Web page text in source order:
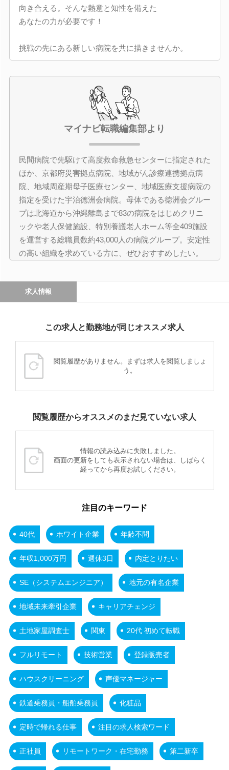
向き合える。そんな熱意と知性を備えた
あなたの力が必要です！
挑戦の先にある新しい病院を共に描きませんか。
マイナビ転職編集部より
民間病院で先駆けて高度救命救急センターに指定された
ほか、京都府災害拠点病院、地域がん診療連携拠点病
院、地域周産期母子医療センター、地域医療支援病院の
指定を受けた宇治徳洲会病院。母体である徳洲会グルー
プは北海道から沖縄離島まで83の病院をはじめクリニ
ックや老人保健施設、特別養護老人ホーム等全409施設
を運営する総職員数約43,000人の病院グループ。安定性
の高い組織を求めている方に、ぜひおすすめしたい。
求人情報
この求人と勤務地が同じオススメ求人
閲覧履歴がありません。まずは求人を閲覧しましょ
う。
閲覧履歴からオススメのまだ見ていない求人
情報の読み込みに失敗しました。
画面の更新をしても表示されない場合は、しばらく
経ってから再度お試しください。
注目のキーワード
40代 ホワイト企業 年齢不問
年収1,000万円 週休3日 内定とりたい
SE（システムエンジニア） 地元の有名企業
地域未来牽引企業 キャリアチェンジ
土地家屋調査士 関東 20代 初めて転職
フルリモート 技術営業 登録販売者
ハウスクリーニング 声優マネージャー
鉄道乗務員・船舶乗務員 化粧品
定時で帰れる仕事 注目の求人検索ワード
正社員 リモートワーク・在宅勤務 第二新卒